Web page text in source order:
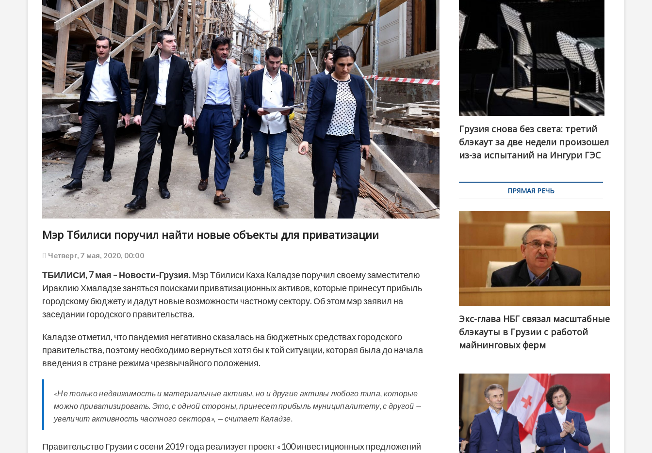
Мэр Тбилиси поручил найти новые объекты для приватизации
Четверг, 7 мая, 2020, 00:00
ТБИЛИСИ, 7мая – Новости-Грузия.Мэр Тбилиси Каха Каладзе поручил своему заместителю
Ираклию Хмаладзе заняться поисками приватизационных активов, которые принесут прибыль
городскому бюджету и дадут новые возможности частному сектору. Об этом мэр заявил на
заседании городского правительства.
Каладзе отметил, что пандемия негативно сказалась на бюджетных средствах городского
правительства, поэтому необходимо вернуться хотя бы к той ситуации, которая была до начала
введения в стране режима чрезвычайного положения.
«Не только недвижимость и материальные активы, но и другие активы любого типа, которые
можно приватизировать. Это, с одной стороны, принесет прибыль муниципалитету, с другой —
увеличит активность частного сектора», — считает Каладзе.
Правительство Грузии с осени 2019 года реализует проект «100 инвестиционных предложений
Грузия снова без света: третий
блэкаут за две недели произошел
из-за испытаний на Ингури ГЭС
ПРЯМАЯ РЕЧЬ
Экс-глава НБГ связал масштабные
блэкауты в Грузии с работой
майнинговых ферм